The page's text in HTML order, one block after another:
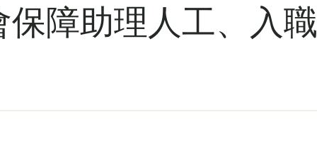
保障助理人工、入